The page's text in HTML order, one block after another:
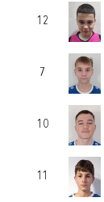
12
7
10
11